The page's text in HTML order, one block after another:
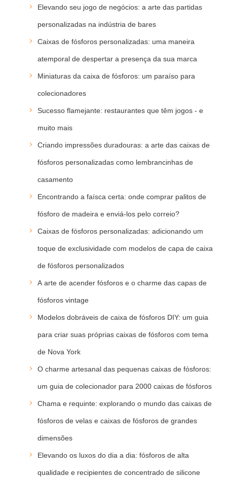
Elevando seu jogo de negócios: a arte das partidas
personalizadas na indústria de bares
Caixas de fósforos personalizadas: uma maneira
atemporal de despertar a presença da sua marca
Miniaturas da caixa de fósforos: um paraíso para
colecionadores
Sucesso flamejante: restaurantes que têm jogos - e
muito mais
Criando impressões duradouras: a arte das caixas de
fósforos personalizadas como lembrancinhas de
casamento
Encontrando a faísca certa: onde comprar palitos de
fósforo de madeira e enviá-los pelo correio?
Caixas de fósforos personalizadas: adicionando um
toque de exclusividade com modelos de capa de caixa
de fósforos personalizados
A arte de acender fósforos e o charme das capas de
fósforos vintage
Modelos dobráveis de caixa de fósforos DIY: um guia
para criar suas próprias caixas de fósforos com tema
de Nova York
O charme artesanal das pequenas caixas de fósforos:
um guia de colecionador para 2000 caixas de fósforos
Chama e requinte: explorando o mundo das caixas de
fósforos de velas e caixas de fósforos de grandes
dimensões
Elevando os luxos do dia a dia: fósforos de alta
qualidade e recipientes de concentrado de silicone